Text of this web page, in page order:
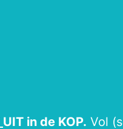
UIT in de KOP. Vol